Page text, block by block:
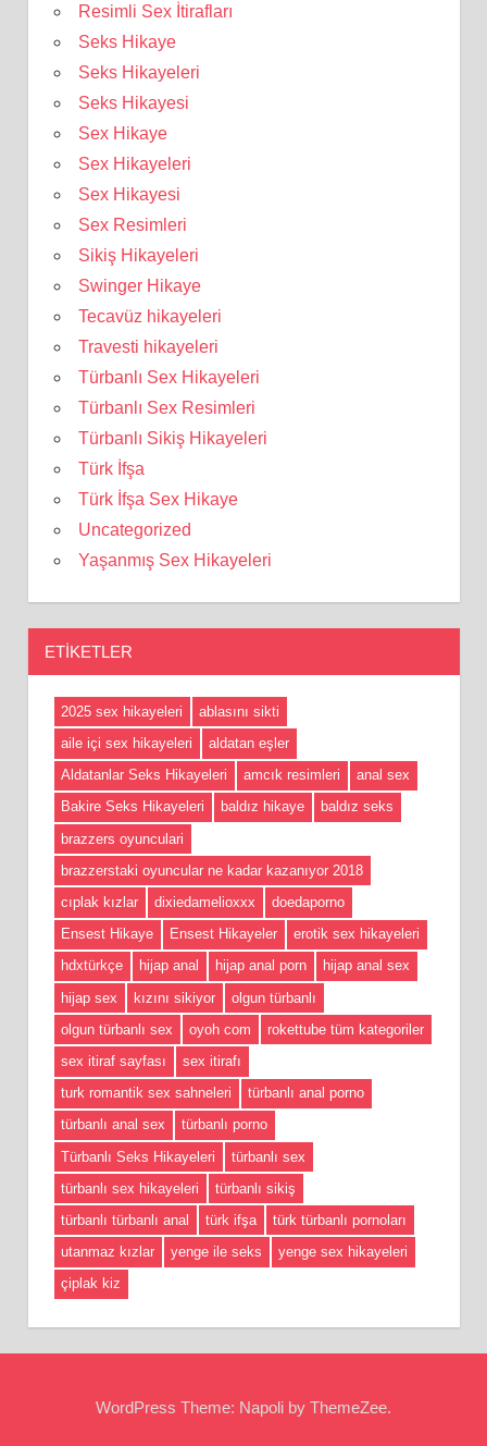
Resimli Sex İtirafları
Seks Hikaye
Seks Hikayeleri
Seks Hikayesi
Sex Hikaye
Sex Hikayeleri
Sex Hikayesi
Sex Resimleri
Sikiş Hikayeleri
Swinger Hikaye
Tecavüz hikayeleri
Travesti hikayeleri
Türbanlı Sex Hikayeleri
Türbanlı Sex Resimleri
Türbanlı Sikiş Hikayeleri
Türk İfşa
Türk İfşa Sex Hikaye
Uncategorized
Yaşanmış Sex Hikayeleri
ETIKETLER
2025 sex hikayeleri
ablasını sikti
aile içi sex hikayeleri
aldatan eşler
Aldatanlar Seks Hikayeleri
amcık resimleri
anal sex
Bakire Seks Hikayeleri
baldız hikaye
baldız seks
brazzers oyunculari
brazzerstaki oyuncular ne kadar kazanıyor 2018
cıplak kızlar
dixiedamelioxxx
doedaporno
Ensest Hikaye
Ensest Hikayeler
erotik sex hikayeleri
hdxtürkçe
hijap anal hijap anal porn
hijap anal sex
hijap sex
kızını sikiyor
olgun türbanlı
olgun türbanlı sex
oyoh com
rokettube tüm kategoriler
sex itiraf sayfası
sex itirafı
turk romantik sex sahneleri
türbanlı anal porno
türbanlı anal sex
türbanlı porno
Türbanlı Seks Hikayeleri
türbanlı sex
türbanlı sex hikayeleri
türbanlı sikiş
türbanlı türbanlı anal
türk ifşa
türk türbanlı pornoları
utanmaz kızlar
yenge ile seks
yenge sex hikayeleri
çiplak kiz
WordPress Theme: Napoli by ThemeZee.